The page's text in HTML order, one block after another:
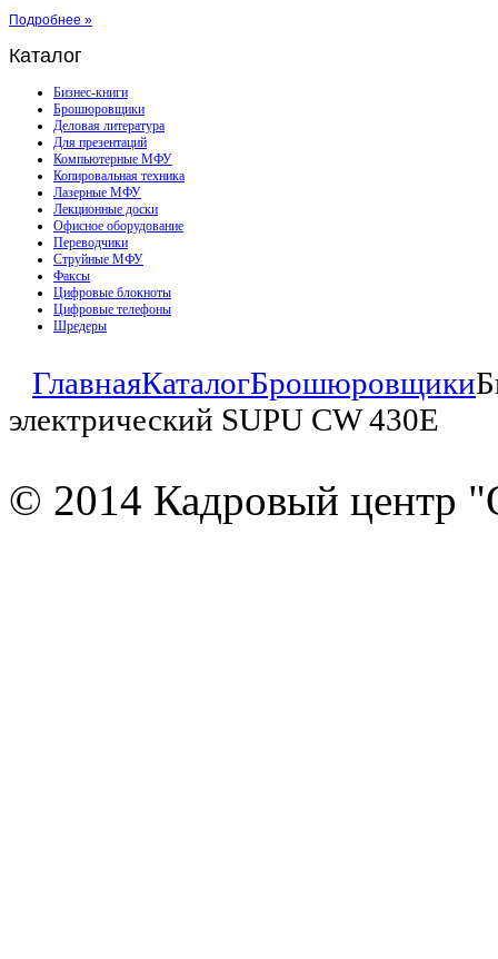
Подробнее »
Каталог
Бизнес-книги
Брошюровщики
Деловая литература
Для презентаций
Компьютерные МФУ
Копировальная техника
Лазерные МФУ
Лекционные доски
Офисное оборудование
Переводчики
Струйные МФУ
Факсы
Цифровые блокноты
Цифровые телефоны
Шредеры
ГлавнаяКаталогБрошюровщики
электрический SUPU CW 430Е
© 2014 Кадровый центр